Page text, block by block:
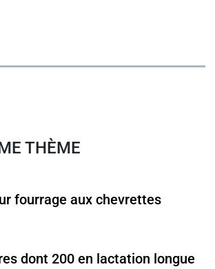
THÈME
fourrage aux chevrettes
dont 200 en lactation longue